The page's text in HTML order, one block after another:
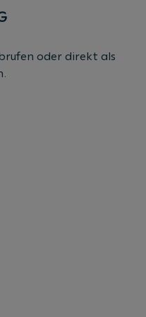
oder direkt als